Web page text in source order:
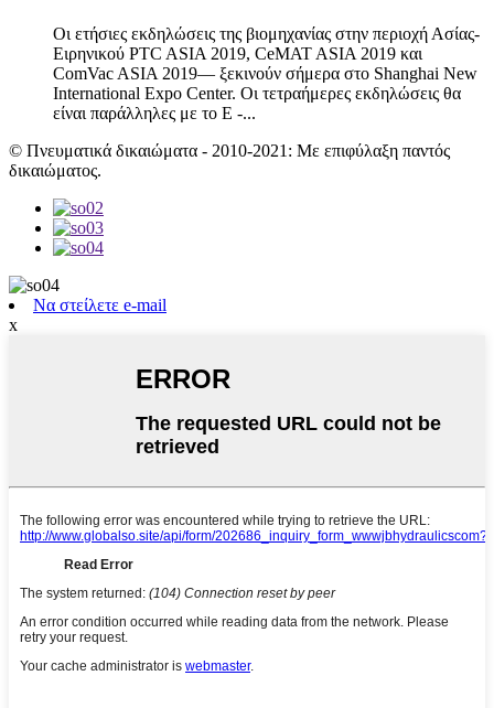
Οι ετήσιες εκδηλώσεις της βιομηχανίας στην περιοχή Ασίας-
Ειρηνικού PTC ASIA 2019, CeMAT ASIA 2019 και
ComVac ASIA 2019— ξεκινούν σήμερα στο Shanghai New
International Expo Center. Οι τετραήμερες εκδηλώσεις θα
είναι παράλληλες με το E -...
© Πνευματικά δικαιώματα - 2010-2021: Με επιφύλαξη παντός
δικαιώματος.
Να στείλετε e-mail
x